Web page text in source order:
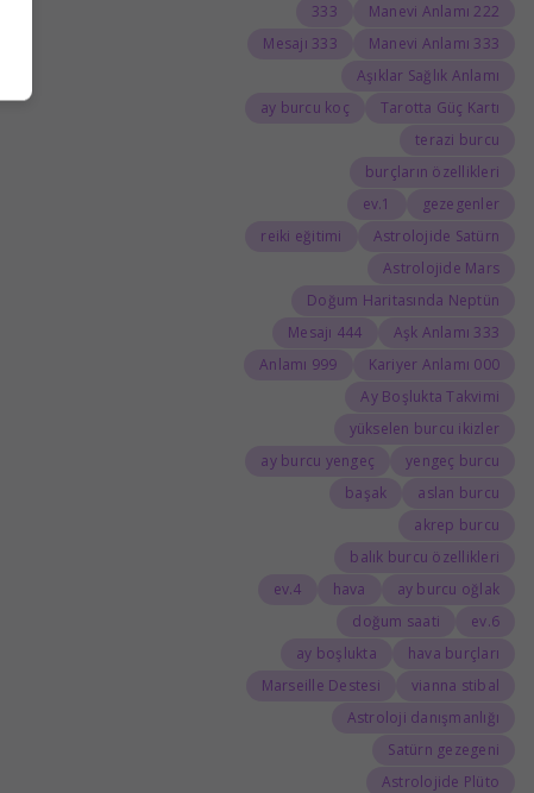
222 Manevi Anlamı
333
333 Manevi Anlamı
333 Mesajı
Aşıklar Sağlık Anlamı
Tarotta Güç Kartı
ay burcu koç
terazi burcu
burçların özellikleri
gezegenler
1.ev
Astrolojide Satürn
reiki eğitimi
Astrolojide Mars
Doğum Haritasında Neptün
333 Aşk Anlamı
444 Mesajı
000 Kariyer Anlamı
999 Anlamı
Ay Boşlukta Takvimi
yükselen burcu ikizler
yengeç burcu
ay burcu yengeç
aslan burcu
başak
akrep burcu
balık burcu özellikleri
ay burcu oğlak
hava
4.ev
6.ev
doğum saati
hava burçları
ay boşlukta
vianna stibal
Marseille Destesi
Astroloji danışmanlığı
Satürn gezegeni
Astrolojide Plüto